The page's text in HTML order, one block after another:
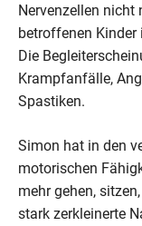
Nervenzellen nicht
betroffenen Kinder
Die
Krampfanfälle,
Spastiken.
Simon hat in den
motorischen
mehr gehen,
stark zerkleinerte